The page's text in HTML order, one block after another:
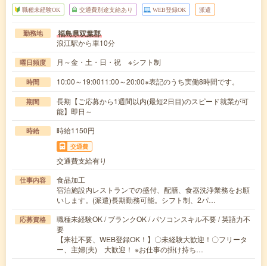
職種未経験OK 交通費別途支給あり WEB登録OK 派遣
勤務地 福島県双葉郡
浪江駅から車10分
曜日頻度 月～金・土・日・祝 ※シフト制
時間 10:00～19:0011:00～20:00※表記のうち実働8時間です。
期間
長期【ご応募から1週間以内(最短2日目)のスピード就業が可
能】即日～
時給 時給1150円
交通費
交通費支給有り
仕事内容
食品加工
宿泊施設内レストランでの盛付、配膳、食器洗浄業務をお願
いします。(派遣)長期勤務可能。シフト制、2パ…
応募資格
職種未経験OK / ブランクOK / パソコンスキル不要 / 英語力不
要
【来社不要、WEB登録OK！】〇未経験大歓迎！〇フリータ
ー、主婦(夫) 大歓迎！ ※お仕事の掛け持ち…